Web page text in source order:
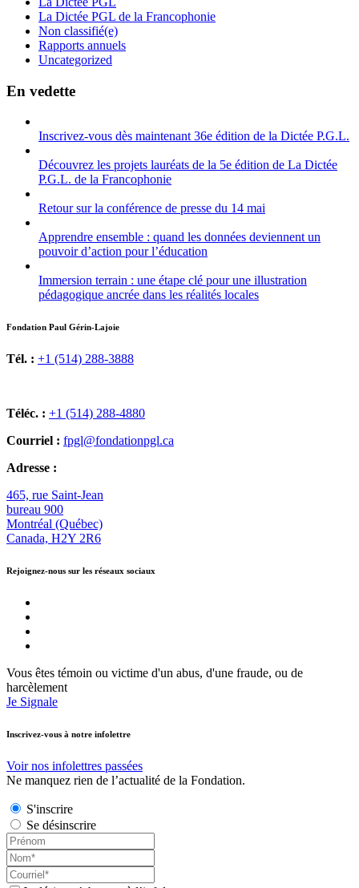
La Dictée PGL de la Francophonie
Non classifié(e)
Rapports annuels
Uncategorized
En vedette
Inscrivez-vous dès maintenant 36e édition de la Dictée P.G.L.
Découvrez les projets lauréats de la 5e édition de La Dictée
P.G.L. de la Francophonie
Retour sur la conférence de presse du 14 mai
Apprendre ensemble : quand les données deviennent un
pouvoir d’action pour l’éducation
Immersion terrain : une étape clé pour une illustration
pédagogique ancrée dans les réalités locales
Fondation Paul Gérin-Lajoie
Tél. : +1 (514) 288-3888
Téléc. : +1 (514) 288-4880
Courriel : fpgl@fondationpgl.ca
Adresse :
465, rue Saint-Jean
bureau 900
Montréal (Québec)
Canada, H2Y 2R6
Rejoignez-nous sur les réseaux sociaux
Vous êtes témoin ou victime d'un abus, d'une fraude, ou de
harcèlement
Je Signale
Inscrivez-vous à notre infolettre
Voir nos infolettres passées
Ne manquez rien de l’actualité de la Fondation.
S'inscrire
Se désinscrire